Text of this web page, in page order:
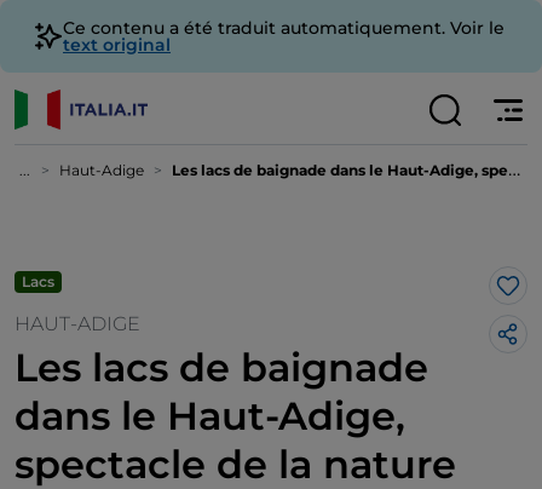
Ce contenu a été traduit automatiquement. Voir le
text original
... Haut-Adige Les lacs de baignade dans le Haut-Adige, spectacle de la nature
Lacs
HAUT-ADIGE
Les lacs de baignade
dans le Haut-Adige,
spectacle de la nature